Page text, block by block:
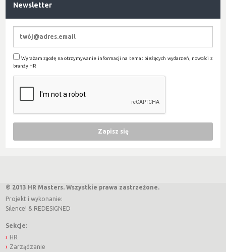
Newsletter
Wyrażam zgodę na otrzymywanie informacji na temat bieżących wydarzeń, nowości z
branży HR
© 2013 HR Masters. Wszystkie prawa zastrzeżone.
Projekt i wykonanie:
Silence! & REDESIGNED
Sekcje:
HR
Zarządzanie